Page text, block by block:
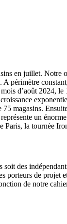
en juillet.
périmètre
d’août 2024,
magasins.
un
Paris, la tournée
soit des
porteurs de projet
de notre